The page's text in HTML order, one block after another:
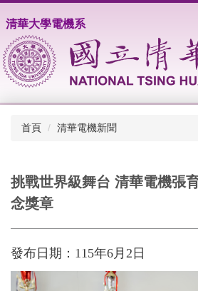
到
主
要
內
容
清華大學電機系
首頁 清華電機新聞
挑戰世界級舞台 清華電機張
念獎章
發布日期： 115年6月 2 日